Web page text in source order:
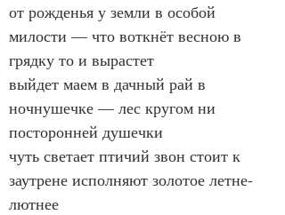
от рожденья у земли в особой
милости — что воткнёт весною в
грядку то и вырастет
выйдет маем в дачный рай в
ночнушечке — лес кругом ни
посторонней душечки
чуть светает птичий звон стоит к
заутрене исполняют золотое летне-
лютнее